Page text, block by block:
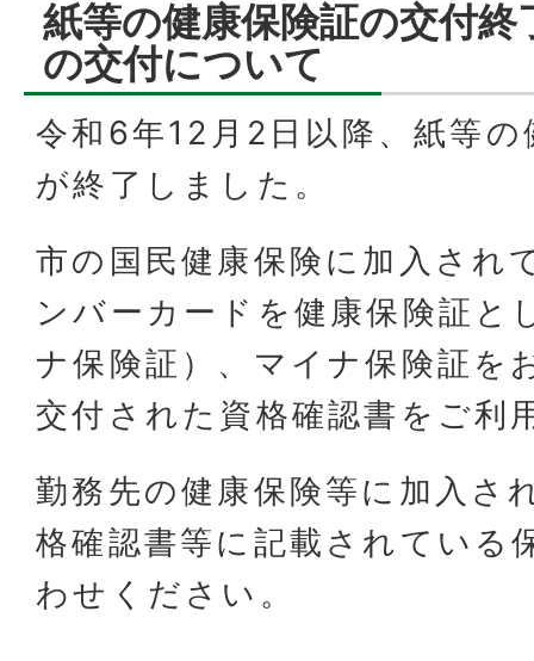
紙等の健康保険証の交付終
の交付について
令和6年12月2日以降、紙等
が終了しました。
市の国民健康保険に加入され
ンバーカードを健康保険証と
ナ保険証）、マイナ保険証を
交付された資格確認書をご利
勤務先の健康保険等に加入さ
格確認書等に記載されている
わせください。